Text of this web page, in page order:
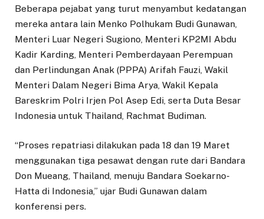
Beberapa pejabat yang turut menyambut kedatangan
mereka antara lain Menko Polhukam Budi Gunawan,
Menteri Luar Negeri Sugiono, Menteri KP2MI Abdu
Kadir Karding, Menteri Pemberdayaan Perempuan
dan Perlindungan Anak (PPPA) Arifah Fauzi, Wakil
Menteri Dalam Negeri Bima Arya, Wakil Kepala
Bareskrim Polri Irjen Pol Asep Edi, serta Duta Besar
Indonesia untuk Thailand, Rachmat Budiman.
“Proses repatriasi dilakukan pada 18 dan 19 Maret
menggunakan tiga pesawat dengan rute dari Bandara
Don Mueang, Thailand, menuju Bandara Soekarno-
Hatta di Indonesia,” ujar Budi Gunawan dalam
konferensi pers.